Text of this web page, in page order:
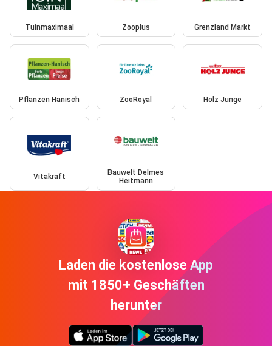
Tuinmaximaal Zooplus Grenzland Markt
Pflanzen Hanisch ZooRoyal Holz Junge
Vitakraft
Bauwelt Delmes
Heitmann
Laden die kostenlose App
mit 1850+ Geschäften
herunter